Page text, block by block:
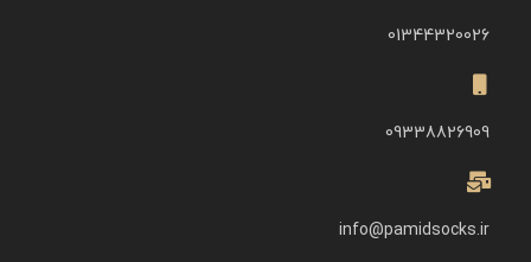
01344320026
09338826909
info@pamidsocks.ir